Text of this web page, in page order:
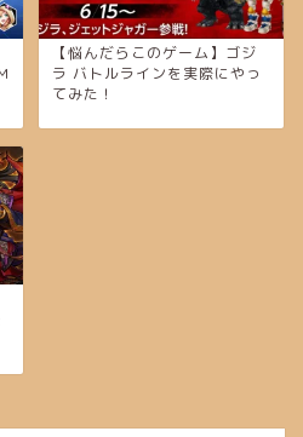
【悩んだらこのゲーム】ゴジ
ラ バトルラインを実際にやっ
てみた！